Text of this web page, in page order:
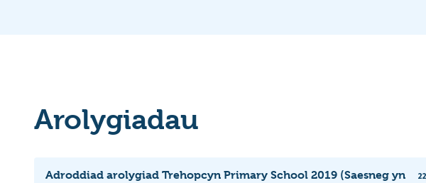
Arolygiadau
Adroddiad arolygiad Trehopcyn Primary School 2019 (Saesneg yn